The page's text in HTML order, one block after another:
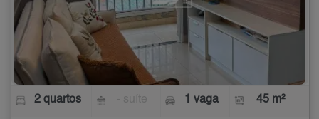
2 quartos 1 vaga 45 m²